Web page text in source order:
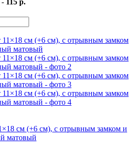
см (+6 см), с отрывным замком и
матовый